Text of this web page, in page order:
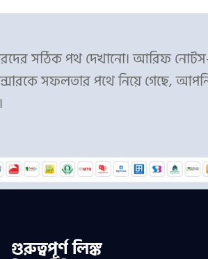
সঠিক পথ দেখানো। আরিফ
সফলতার পথে নিয়ে গেছে,
গুরুত্বপূর্ণ লিঙ্ক